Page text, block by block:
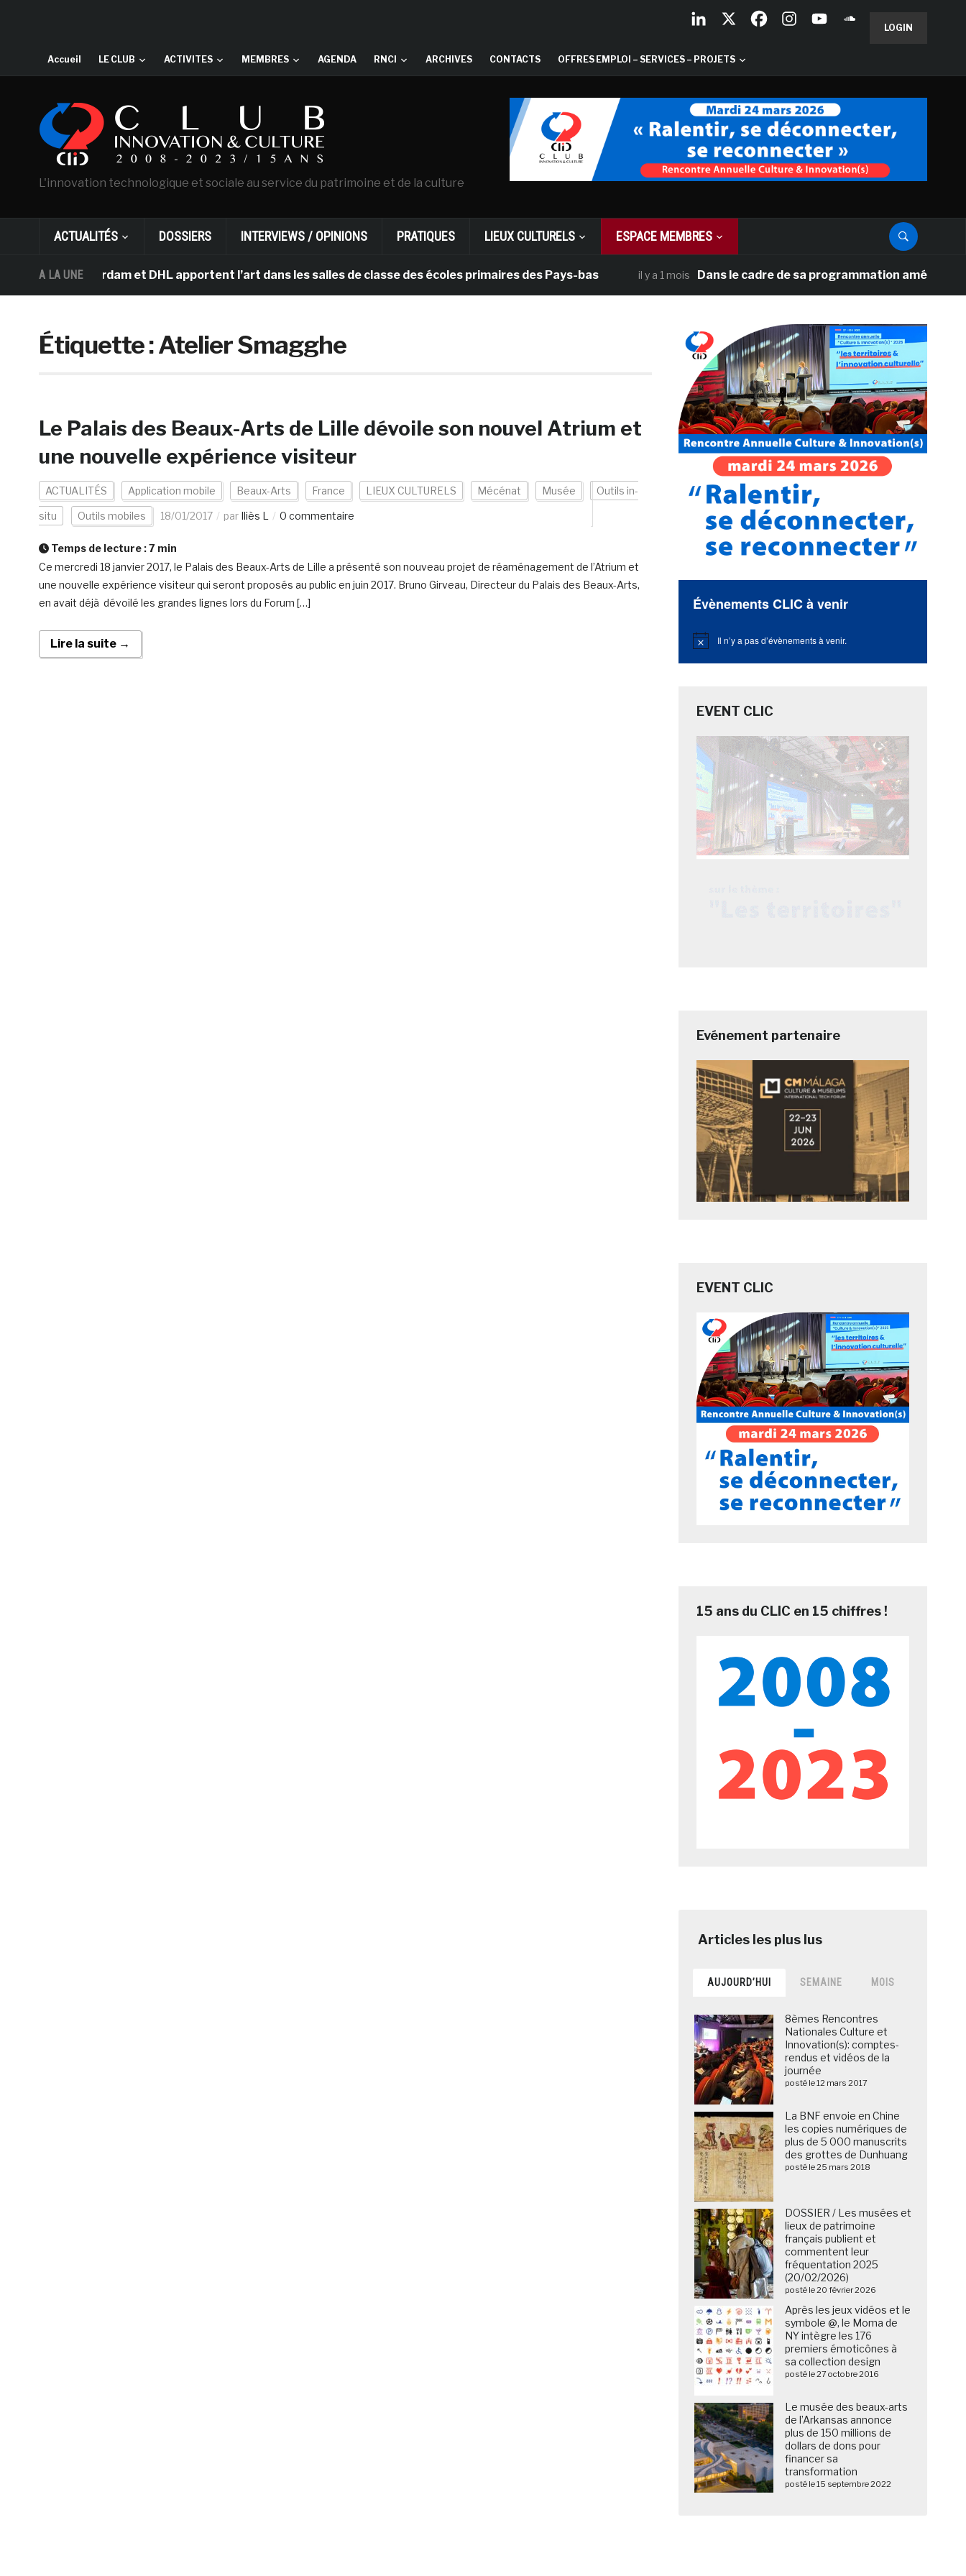
LOGIN
Accueil LE CLUB ACTIVITES MEMBRES AGENDA RNCI ARCHIVES CONTACTS OFFRES EMPLOI – SERVICES – PROJETS
L'innovation technologique et sociale au service du patrimoine et de la culture
ACTUALITÉS DOSSIERS INTERVIEWS / OPINIONS PRATIQUES LIEUX CULTURELS ESPACE MEMBRES
A LA UNE
d’Amsterdam et DHL apportent l’art dans les salles de classe des écoles primaires des Pays-bas il y a 1 mois Dans le cadre de sa programmation américaine,
Étiquette :Atelier Smagghe
Le Palais des Beaux-Arts de Lille dévoile son nouvel Atrium et
une nouvelle expérience visiteur
ACTUALITÉS Application mobile Beaux-Arts France LIEUX CULTURELS Mécénat Musée Outils in-
situ Outils mobiles 18/01/2017 par Iliès L 0 commentaire
Temps de lecture :7 min
Ce mercredi 18 janvier 2017, le Palais des Beaux-Arts de Lille a présenté son nouveau projet de réaménagement de l’Atrium et
une nouvelle expérience visiteur qui seront proposés au public en juin 2017. Bruno Girveau, Directeur du Palais des Beaux-Arts,
en avait déjà dévoilé les grandes lignes lors du Forum […]
Lire la suite →
Évènements CLIC à venir
Notice Il n’y a pas d’évènements à venir.
EVENT CLIC
Evénement partenaire
EVENT CLIC
15 ans du CLIC en 15 chiffres !
AUJOURD’HUI SEMAINE MOIS
8èmes Rencontres
Nationales Culture et
Innovation(s): comptes-
rendus et vidéos de la
journée
posté le 12 mars 2017
La BNF envoie en Chine
les copies numériques de
plus de 5 000 manuscrits
des grottes de Dunhuang
posté le 25 mars 2018
DOSSIER / Les musées et
lieux de patrimoine
français publient et
commentent leur
fréquentation 2025
(20/02/2026)
posté le 20 février 2026
Après les jeux vidéos et le
symbole @, le Moma de
NY intègre les 176
premiers émoticônes à
sa collection design
posté le 27 octobre 2016
Le musée des beaux-arts
de l’Arkansas annonce
plus de 150 millions de
dollars de dons pour
financer sa
transformation
posté le 15 septembre 2022